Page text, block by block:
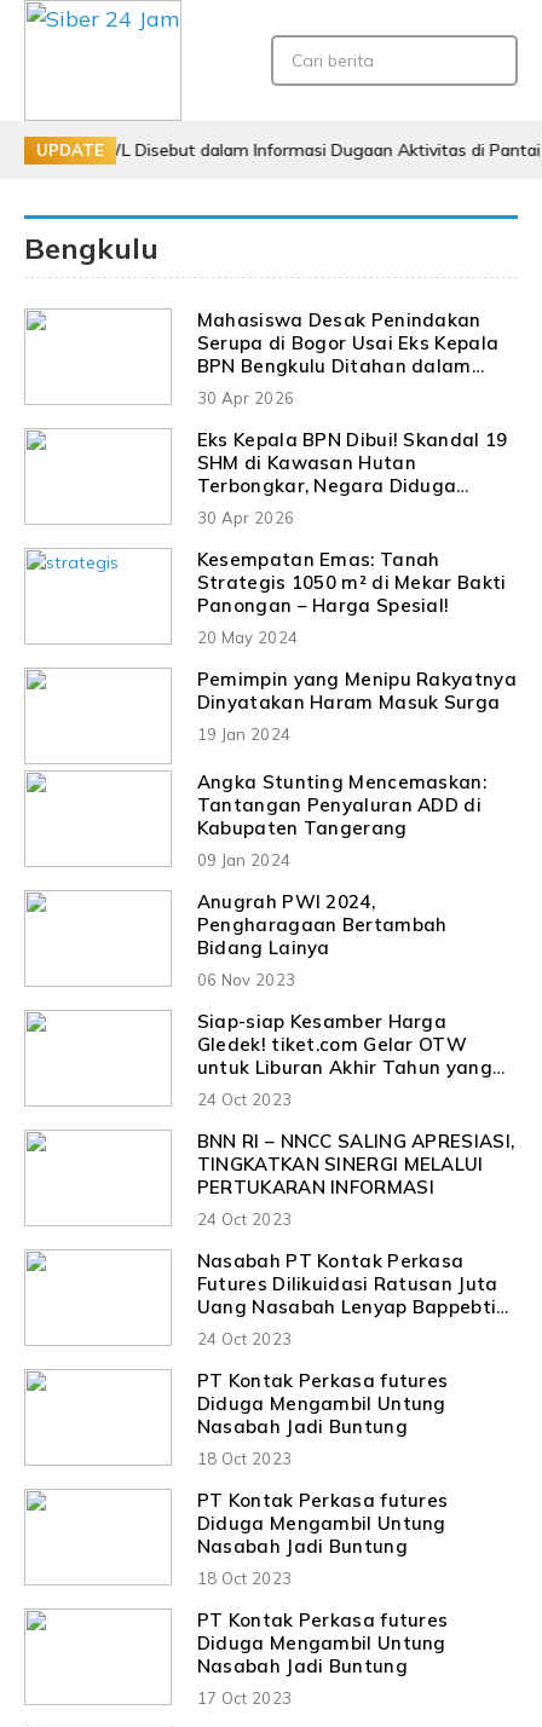
UPDATE
WL Disebut dalam Informasi Dugaan Aktivitas di Pantai Zore, Bea
Bengkulu
Mahasiswa Desak Penindakan
Serupa di Bogor Usai Eks Kepala
BPN Bengkulu Ditahan dalam
Skandal SHM Kawasan Hutan
30 Apr 2026
Eks Kepala BPN Dibui! Skandal 19
SHM di Kawasan Hutan
Terbongkar, Negara Diduga
Dirugikan
30 Apr 2026
Kesempatan Emas: Tanah
Strategis 1050 m² di Mekar Bakti
Panongan – Harga Spesial!
20 May 2024
Pemimpin yang Menipu Rakyatnya
Dinyatakan Haram Masuk Surga
19 Jan 2024
Angka Stunting Mencemaskan:
Tantangan Penyaluran ADD di
Kabupaten Tangerang
09 Jan 2024
Anugrah PWI 2024,
Pengharagaan Bertambah
Bidang Lainya
06 Nov 2023
Siap-siap Kesamber Harga
Gledek! tiket.com Gelar OTW
untuk Liburan Akhir Tahun yang
Next Level
24 Oct 2023
BNN RI – NNCC SALING APRESIASI,
TINGKATKAN SINERGI MELALUI
PERTUKARAN INFORMASI
24 Oct 2023
Nasabah PT Kontak Perkasa
Futures Dilikuidasi Ratusan Juta
Uang Nasabah Lenyap Bappebti
Angkat Bicara
24 Oct 2023
PT Kontak Perkasa futures
Diduga Mengambil Untung
Nasabah Jadi Buntung
18 Oct 2023
PT Kontak Perkasa futures
Diduga Mengambil Untung
Nasabah Jadi Buntung
18 Oct 2023
PT Kontak Perkasa futures
Diduga Mengambil Untung
Nasabah Jadi Buntung
17 Oct 2023